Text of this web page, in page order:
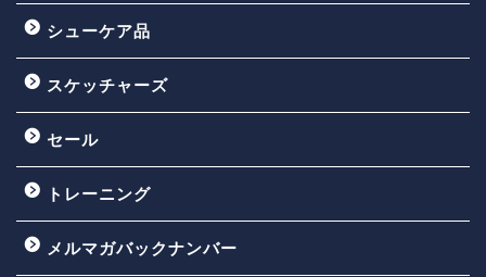
シューケア品
スケッチャーズ
セール
トレーニング
メルマガバックナンバー